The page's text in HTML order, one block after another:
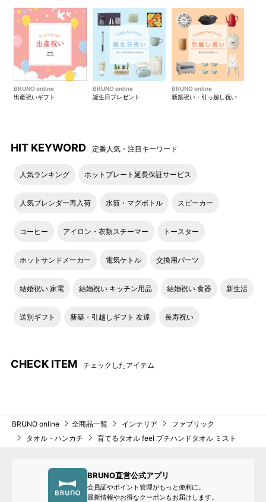
ロータスカラーのテーマは「さきほこる かおり」
モスカラーのテーマは「しずかな ただずまい」
チャコールカラーのテーマは「ふかみのある あじわい」
BRUNO online
出産祝いギフト
BRUNO online
誕生日プレゼント
BRUNO online
新築祝い・引っ越し祝い
HIT KEYWORD 定番人気・注目キーワード
人気ランキング ホットプレート延長保証サービス
人気ブレンダー再入荷 水筒・マグボトル スピーカー
コーヒー アイロン・衣類スチーマー トースター
ホットサンドメーカー 電気ケトル 交換用パーツ
結婚祝い 家電 結婚祝い キッチン用品 結婚祝い 食器 新生活
送別ギフト 新築・引越しギフト 友達 長寿祝い
CHECK ITEM チェックしたアイテム
BRUNO online 全商品一覧 インテリア
ファブリック
タオル・ハンカチ
育てるタオル feel プチハンドタオル ミスト
BRUNO直営公式アプリ
会員証やポイント管理がもっと便利に。
最新情報やお得なクーポンもお届けします。